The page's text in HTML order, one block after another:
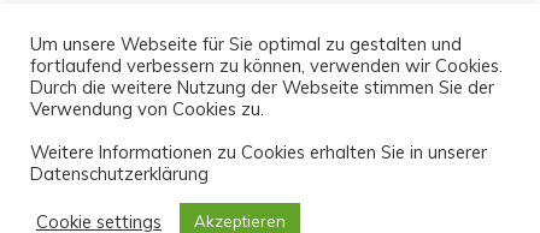
© 2026 Copyright – Marie Schulz Fotografie &
Um unsere Webseite für Sie optimal zu gestalten und
fortlaufend verbessern zu können, verwenden wir Cookies.
Durch die weitere Nutzung der Webseite stimmen Sie der
Verwendung von Cookies zu.
Weitere Informationen zu Cookies erhalten Sie in unserer
Datenschutzerklärung
Cookie settings Akzeptieren